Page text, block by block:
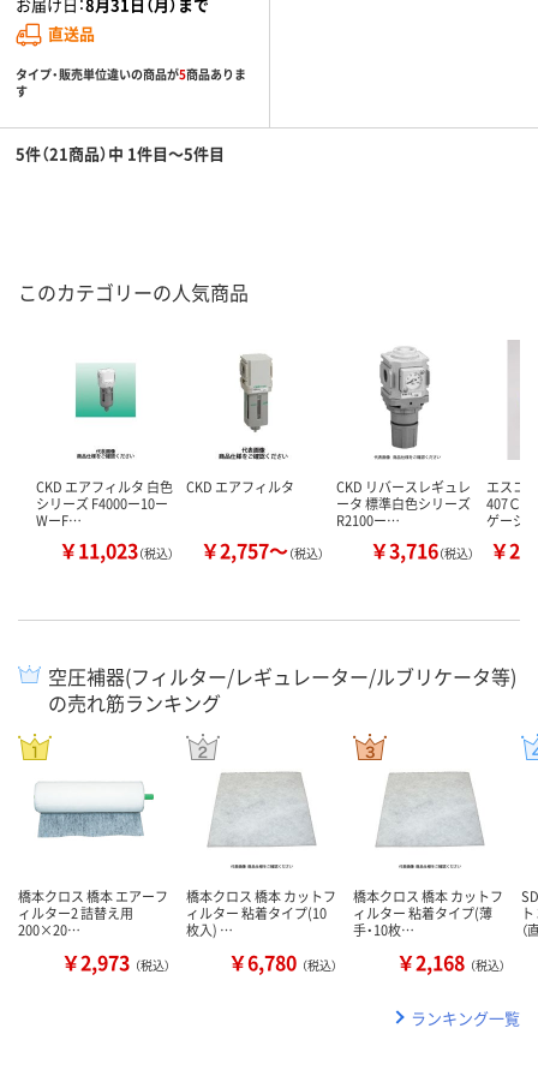
直送品
タイプ・販売単位違いの商品が5商品ありま
す
5件（21商品）中 1件目～5件目
このカテゴリーの人気商品
CKD エアフィルタ 白色
シリーズ F4000ー10ー
WーF…
￥11,023（税込）
CKD エアフィルタ
￥2,757～（税込）
CKD リバースレギュレ
ータ 標準白色シリーズ
R2100ー…
￥3,716（税込）
エスコ
407Ｃ］
ゲージ
￥
空圧補器(フィルター/レギュレーター/ルブリケータ等)
の売れ筋ランキング
橋本クロス 橋本 エアーフ
ィルター2 詰替え用
200×20…
￥2,973 （税込）
橋本クロス 橋本 カットフ
ィルター 粘着タイプ(10
枚入) …
￥6,780 （税込）
橋本クロス 橋本 カットフ
ィルター 粘着タイプ(薄
手・10枚…
￥2,168 （税込）
ランキング一覧